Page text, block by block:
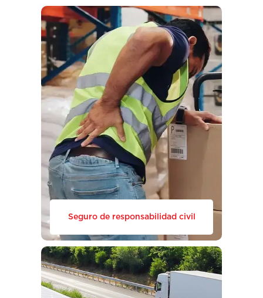
Seguro de responsabilidad civil